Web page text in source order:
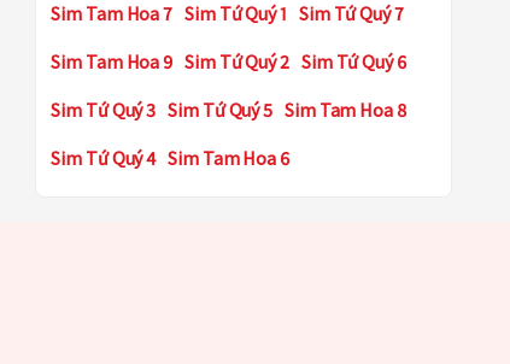
Sim Tam Hoa 7 Sim Tứ Quý 1 Sim Tứ Quý 7
Sim Tam Hoa 9 Sim Tứ Quý 2 Sim Tứ Quý 6
Sim Tứ Quý 3 Sim Tứ Quý 5 Sim Tam Hoa 8
Sim Tứ Quý 4 Sim Tam Hoa 6